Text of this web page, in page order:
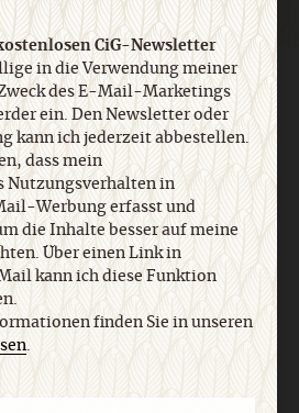
Datenschutz
Barrierefreiheit
Impressum
Abo online kündigen
CiG-Newsletter
in die Verwendung meiner
des E-Mail-Marketings
ein. Den Newsletter oder
kann ich jederzeit abbestellen.
dass mein
Nutzungsverhalten in
Werbung erfasst und
die Inhalte besser auf meine
Über einen Link in
kann ich diese Funktion
finden Sie in unseren
.